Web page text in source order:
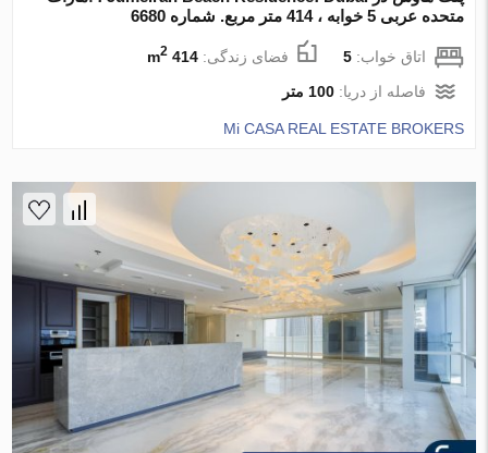
متحده عربی 5 خوابه ، 414 متر مربع. شماره 6680
اتاق خواب:5 فضای زندگی:414 m
2
فاصله از دریا:100 متر
Mi CASA REAL ESTATE BROKERS